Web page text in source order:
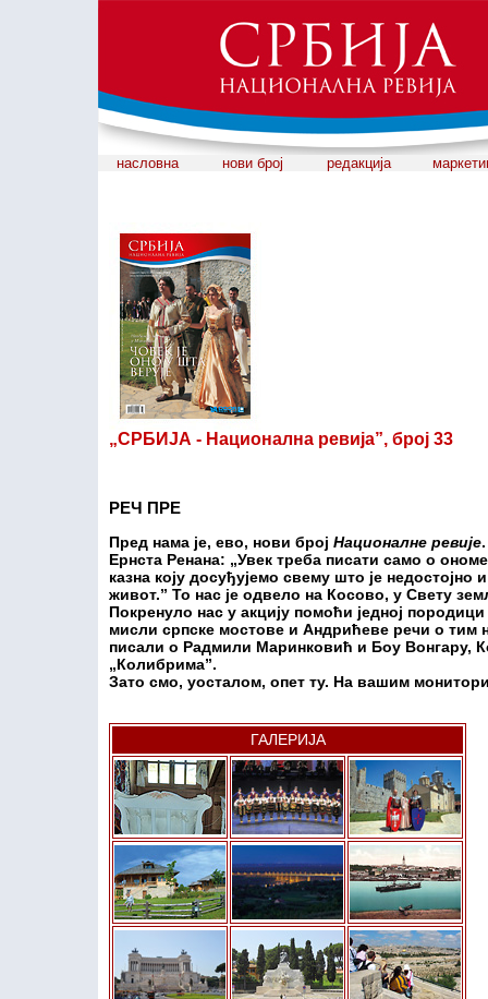
насловна нови број редакција
„СРБИЈА - Национална ревија”, број 33
РЕЧ ПРЕ
Пред нама је, ево, нови број Националне ревије
Ернста Ренана: „Увек треба писати само о
казна коју досуђујемо свему што је
живот.” То нас је одвело на Косово, у Свету
Покренуло нас у акцију помоћи једној
мисли српске мостове и Андрићеве речи о тим
писали о Радмили Маринковић и Боу Вонгару,
„Колибрима”.
Зато смо, уосталом, опет ту. На вашим
ГАЛЕРИЈА